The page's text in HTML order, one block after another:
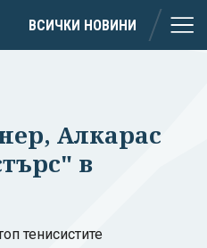
ВСИЧКИ НОВИНИ
Алкарас
в
тенисистите